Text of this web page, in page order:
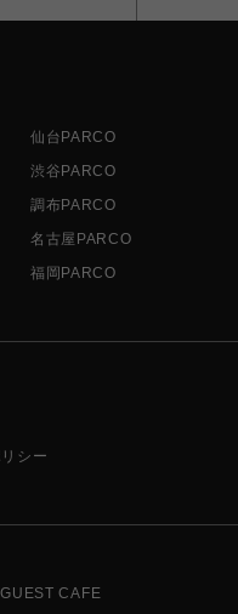
仙台PARCO
渋谷PARCO
調布PARCO
名古屋PARCO
福岡PARCO
シー
CAFE